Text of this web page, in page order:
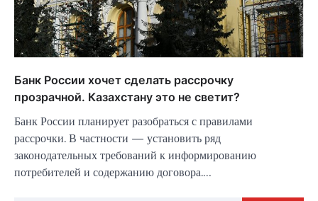
Банк России хочет сделать рассрочку
прозрачной. Казахстану это не светит?
Банк России планирует разобраться с правилами
рассрочки. В частности — установить ряд
законодательных требований к информированию
потребителей и содержанию договора.…